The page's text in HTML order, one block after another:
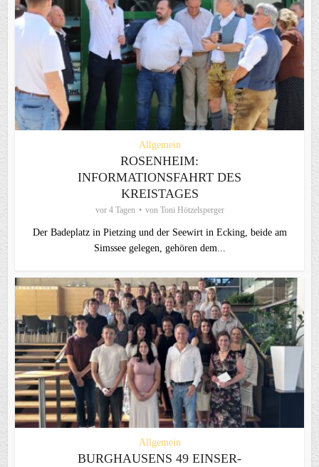
Allgemein
ROSENHEIM:
INFORMATIONSFAHRT DES
KREISTAGES
vor 4 Tagen von Toni Hötzelsperger
Der Badeplatz in Pietzing und der Seewirt in Ecking, beide am
Simssee gelegen, gehören dem...
Allgemein
BURGHAUSENS 49 EINSER-